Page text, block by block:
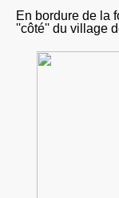
En bordure de la
''côté'' du village